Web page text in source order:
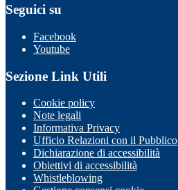
Seguici su
Facebook
Youtube
Sezione Link Utili
Cookie policy
Note legali
Informativa Privacy
Ufficio Relazioni con il Pubblico
Dichiarazione di accessibilità
Obiettivi di accessibilità
Whistleblowing